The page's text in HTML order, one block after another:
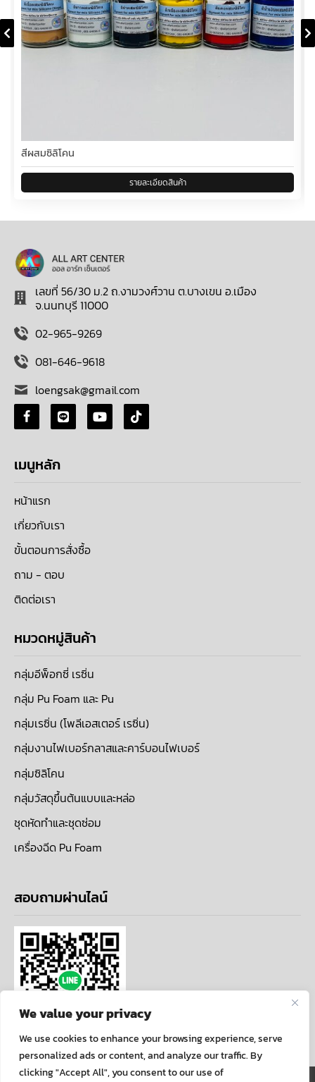
We value your privacy
We use cookies to enhance your browsing experience, serve
personalized ads or content, and analyze our traffic. By
clicking "Accept All", you consent to our use of
สีผสมซิลิโคน
เลขที่ 56/30 ม.2 ถ.งามวงศ์วาน ต.บางเขน อ.เมือง
จ.นนทบุรี 11000
02-965-9269
081-646-9618
loengsak@gmail.com
เมนูหลัก
หน้าแรก
เกี่ยวกับเรา
ขั้นตอนการสั่งซื้อ
ถาม - ตอบ
ติดต่อเรา
หมวดหมู่สินค้า
กลุ่มอีพ็อกซี่ เรซิ่น
กลุ่ม Pu Foam และ Pu
กลุ่มเรซิ่น (โพลีเอสเตอร์ เรซิ่น)
กลุ่มงานไฟเบอร์กลาสและคาร์บอนไฟเบอร์
กลุ่มซิลิโคน
กลุ่มวัสดุขึ้นต้นแบบและหล่อ
ชุดหัดทำและชุดซ่อม
เครื่องฉีด Pu Foam
สอบถามผ่านไลน์